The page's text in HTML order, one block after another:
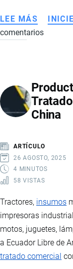
LEE MÁS SOBRE
DEL
SECTOR
comentarios
China
ARTÍCULO
26 AGOSTO, 2025
4 MINUTOS
58 VISTAS
Tractores, insumos
impresoras
motos, juguetes,
a Ecuador Libre de
tratado comercial